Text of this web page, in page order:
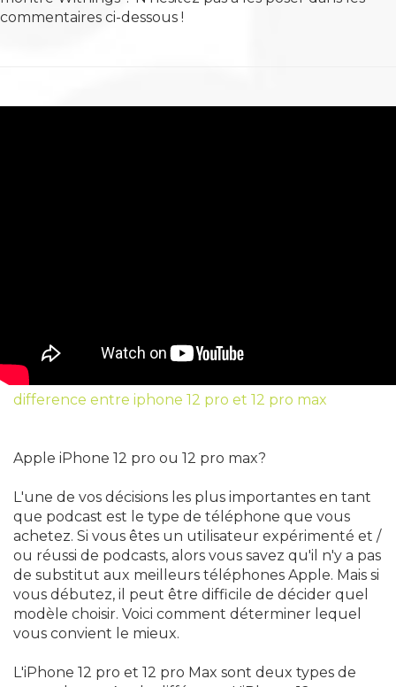
commentaires ci-dessous !
difference entre iphone 12 pro et 12 pro max
Apple iPhone 12 pro ou 12 pro max?
L'une de vos décisions les plus importantes en tant
que podcast est le type de téléphone que vous
achetez. Si vous êtes un utilisateur expérimenté et /
ou réussi de podcasts, alors vous savez qu'il n'y a pas
de substitut aux meilleurs téléphones Apple. Mais si
vous débutez, il peut être difficile de décider quel
modèle choisir. Voici comment déterminer lequel
vous convient le mieux.
L'iPhone 12 pro et 12 pro Max sont deux types de